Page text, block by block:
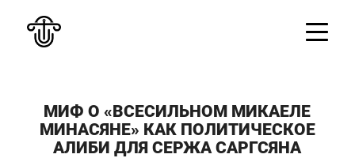
МИФ О «ВСЕСИЛЬНОМ МИКАЕЛЕ
МИНАСЯНЕ» КАК ПОЛИТИЧЕСКОЕ
АЛИБИ ДЛЯ СЕРЖА САРГСЯНА